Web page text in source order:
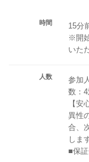
時間
15分
※開
いた
人数
参加
数：
【安
異性
合、
しま
■保